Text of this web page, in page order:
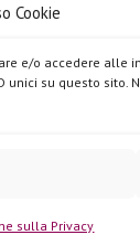
Cookie
e/o accedere alle
su questo sito.
sulla Privacy
2025…